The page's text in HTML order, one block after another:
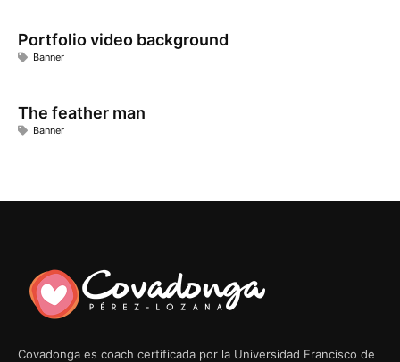
Portfolio video background
Banner
The feather man
Banner
Covadonga es coach certificada por la Universidad Francisco de